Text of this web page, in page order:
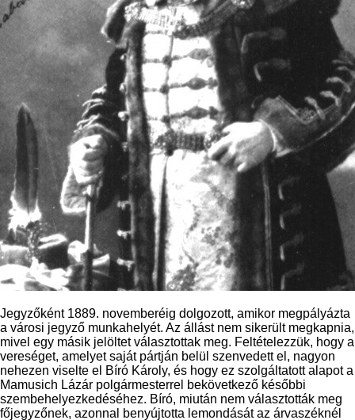
Jegyzőként 1889. novemberéig dolgozott, amikor megpályázta
a városi jegyző munkahelyét. Az állást nem sikerült megkapnia,
mivel egy másik jelöltet választottak meg. Feltételezzük, hogy a
vereséget, amelyet saját pártján belül szenvedett el, nagyon
nehezen viselte el Bíró Károly, és hogy ez szolgáltatott alapot a
Mamusich Lázár polgármesterrel bekövetkező későbbi
szembehelyezkedéséhez. Bíró, miután nem választották meg
főjegyzőnek, azonnal benyújtotta lemondását az árvaszéknél